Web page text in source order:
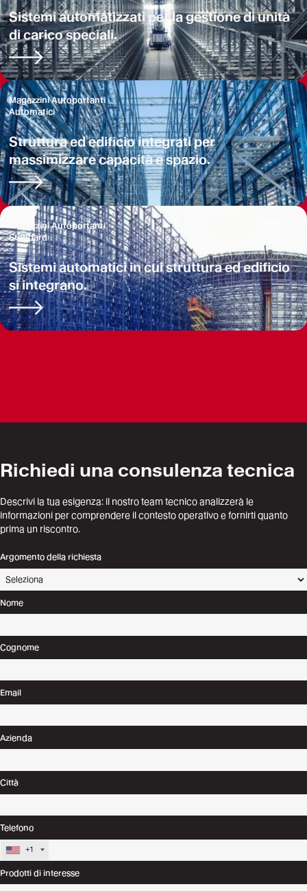
Sistemi automatizzati per la gestione di unità
di carico speciali.
Magazzini Autoportanti
Automatici
Struttura ed edificio integrati per
massimizzare capacità e spazio.
Magazzini Autoportanti
Standard
Sistemi automatici in cui struttura ed edificio
si integrano.
Richiedi una consulenza tecnica
Descrivi la tua esigenza: il nostro team tecnico analizzerà le
informazioni per comprendere il contesto operativo e fornirti quanto
prima un riscontro.
Argomento della richiesta
Nome
Cognome
Email
Azienda
Città
Telefono
+1
Prodotti di interesse